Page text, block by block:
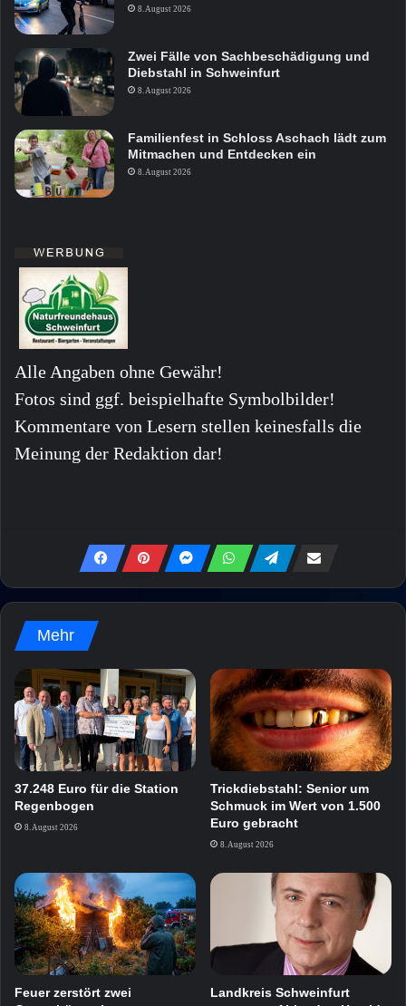
8. August 2026
Zwei Fälle von Sachbeschädigung und
Diebstahl in Schweinfurt
8. August 2026
Familienfest in Schloss Aschach lädt zum
Mitmachen und Entdecken ein
8. August 2026
Alle Angaben ohne Gewähr!
Fotos sind ggf. beispielhafte Symbolbilder!
Kommentare von Lesern stellen keinesfalls die
Meinung der Redaktion dar!
Mehr
37.248 Euro für die Station
Regenbogen
8. August 2026
Trickdiebstahl: Senior um
Schmuck im Wert von 1.500
Euro gebracht
8. August 2026
Feuer zerstört zwei
Landkreis Schweinfurt